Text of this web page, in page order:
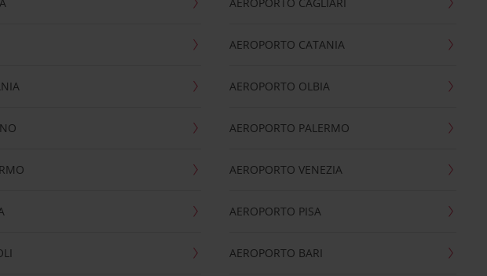
AEROPORTO CATANIA
AEROPORTO OLBIA
AEROPORTO PALERMO
AEROPORTO VENEZIA
AEROPORTO PISA
AEROPORTO BARI